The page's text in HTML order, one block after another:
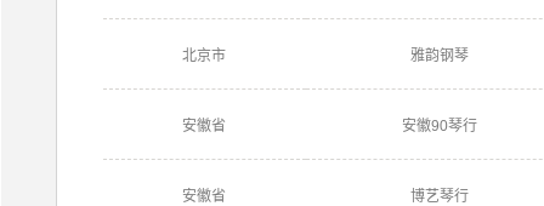
北京市 雅韵钢琴
安徽省 安徽90琴行
安徽省 博艺琴行